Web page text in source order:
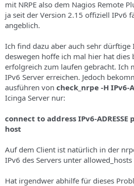
s
T
h
m
s
d
a
m
mit NRPE also dem Nagios Remote
ja seit der Version 2.15 offiziell IPv6
angeblich.
Ich find dazu aber auch sehr
deswegen hoffe ich mal hier hat dies
erfolgreich zum laufen gebracht. Ich
IPv6 Server erreichen. Jedoch
ausführen von check_nrpe -H IPv6-
Icinga Server nur:
connect to address IPv6-
host
Auf dem Client ist natürlich in der
IPv6 des Servers unter
Hat irgendwer abhilfe für dieses